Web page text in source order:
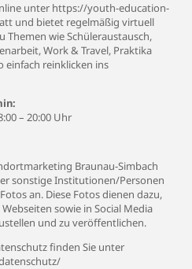
unter https://youth-education-
und bietet regelmäßig virtuell
wie Schüleraustausch,
Work & Travel, Praktika
einfach reinklicken ins
– 20:00 Uhr
Braunau-Simbach
sonstige Institutionen/Personen
an. Diese Fotos dienen dazu,
sowie in Social Media
und zu veröffentlichen.
finden Sie unter